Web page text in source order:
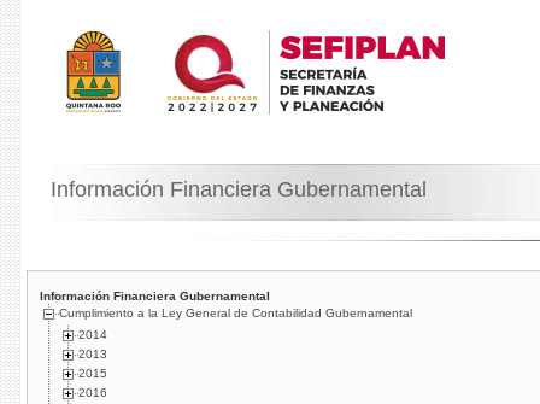
Información Financiera Gubernamental
Información Financiera Gubernamental
Cumplimiento a la Ley General de Contabilidad Gubernamental
2014
2013
2015
2016